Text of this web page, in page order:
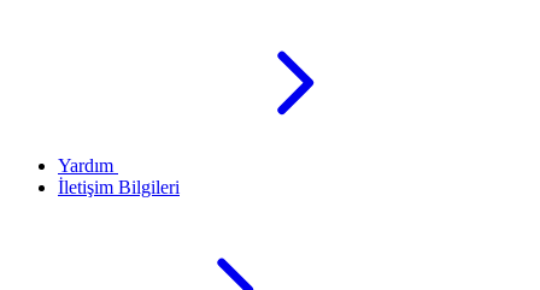
Yardım
İletişim Bilgileri